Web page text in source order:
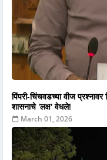
पिंपरी-चिंचवडच्या वीज
शासनाचे 'लक्ष' वेधले!
March 01, 2026